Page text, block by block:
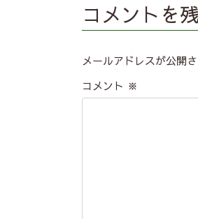
コメントを
メールアドレスが公開
コメント ※